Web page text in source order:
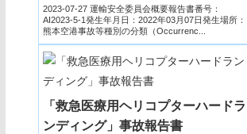
（崇城大学）テキストロン・アビエ
ーション172S型の重大インシデン
ト［他の航空機が使用中の滑走路へ
の着陸の試み］(熊本空港、令和4年
3月7日発生）
2023-07-27 運輸安全委員会概要報告書番号：
AI2023-5-1発生年月日：2022年03月07日発生場所：
熊本空港事故等種別の分類（Occurrenc...
「救急医療用ヘリコプターハードラ
ンディング」事故報告書